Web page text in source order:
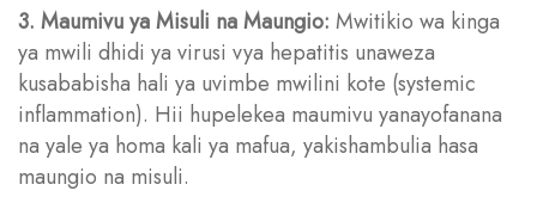
3. Maumivu ya Misuli na Maungio: Mwitikio wa kinga
ya mwili dhidi ya virusi vya hepatitis unaweza
kusababisha hali ya uvimbe mwilini kote (systemic
inflammation). Hii hupelekea maumivu yanayofanana
na yale ya homa kali ya mafua, yakishambulia hasa
maungio na misuli.